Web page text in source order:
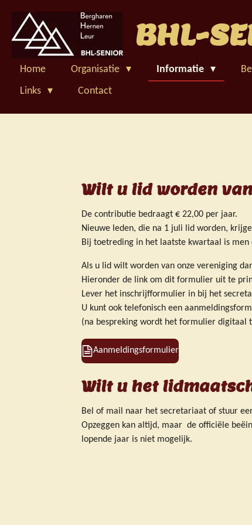
direct
naar
hoofdinhoud
BHL-
Home Organisatie Informatie
Links
Contact
Wilt u lid worden
De contributie bedraagt € 22,00 per jaar.
Nieuwe leden, die na 1 juli lid worden,
Bij toetreding in het laatste kwartaal is
Als u lid wilt worden van onze vereniging
Hieronder de link om dit formulier uit te
Lever het inschrijfformulier in bij het
U kunt ook telefonisch een
(na bespreking wordt het formulier digitaal
Aanmeldingsformulier
Wilt u het
Bel of mail naar het secretariaat of stuur
Opzeggen kan altijd, maar de officiële
lopende jaar is niet mogelijk.